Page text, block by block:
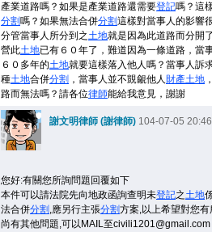
產業道路嗎？如果是產業道路還需要登記嗎？這
分割嗎？如果無法合併分割這樣對當事人的影響
分管當事人所分到之土地就是因為此道路而分開
營此土地已有６０年了，難道因為一條道路，當
６０多年的土地就要這樣落入他人嗎？當事人訴
種土地合併分割 ，當事人並不覬覦他人財產土地
路而無法嗎？請各位律師能給我意見，謝謝
謝文明律師 (謝律師) 104-07-05 20:46
您好:有關您所詢問題回覆如下
本件可以請法院先向地政函詢查明未登記之土地
法合併分割 ,應另行主張分割方案,以上希望對您
尚有其他問題,可以MAIL至civili1201@gmail.com